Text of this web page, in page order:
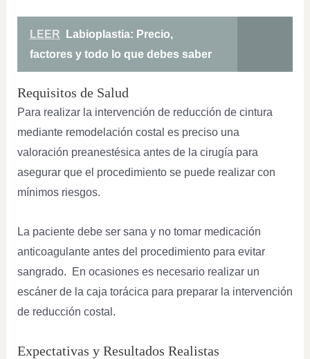
LEER
Labioplastia: Precio,
factores y todo lo que debes saber
Requisitos de Salud
Para realizar la intervención de reducción de cintura
mediante remodelación costal es preciso una
valoración preanestésica antes de la cirugía para
asegurar que el procedimiento se puede realizar con
mínimos riesgos.
La paciente debe ser sana y no tomar medicación
anticoagulante antes del procedimiento para evitar
sangrado. En ocasiones es necesario realizar un
escáner de la caja torácica para preparar la intervención
de reducción costal.
Expectativas y Resultados Realistas